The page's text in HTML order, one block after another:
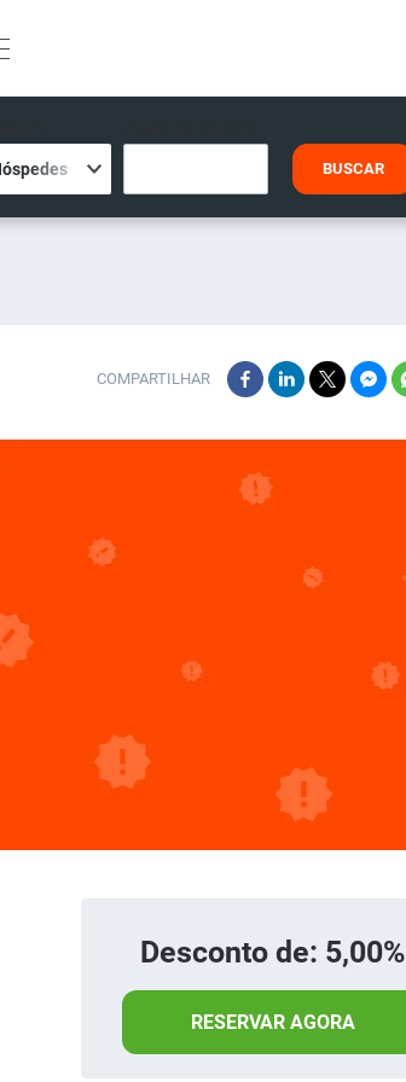
BUSCAR
COMPARTILHAR
Desconto de: 5,00%
RESERVAR AGORA